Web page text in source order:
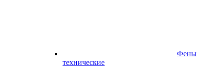
Фены
технические